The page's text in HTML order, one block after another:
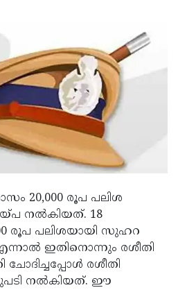
20,000 രൂപ പലിശ
നല്‍കിയത്. 18
രൂപ പലിശയായി സുഹറ
ഇതിനൊന്നും രശീതി
ചോദിച്ചപ്പോള്‍ രശീതി
നല്‍കിയത്. ഈ